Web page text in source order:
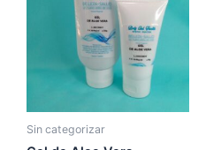
Sin categorizar